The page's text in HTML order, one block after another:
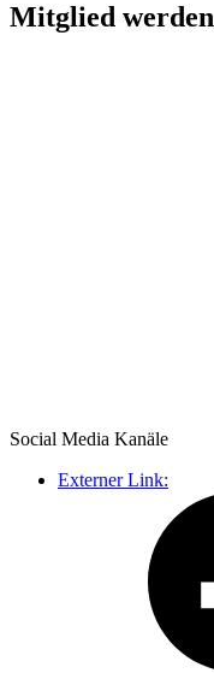
Mitglied werden
Social Media Kanäle
Externer Link: